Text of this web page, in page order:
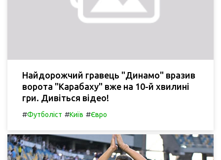
Найдорожчий гравець "Динамо" вразив
ворота "Карабаху" вже на 10-й хвилині
гри. Дивіться відео!
#Футболіст #Київ #Євро